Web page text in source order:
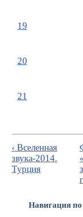
Навигация
19
20
21
‹ Вселенная
звука-2014.
Турция